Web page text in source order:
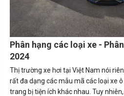
Phân hạng các loại xe -
2024
Thị trường xe hơi tại Việt Nam nói
rất đa dạng các mẫu mã các loại xe
trang bị tiện ích khác nhau. Tuy